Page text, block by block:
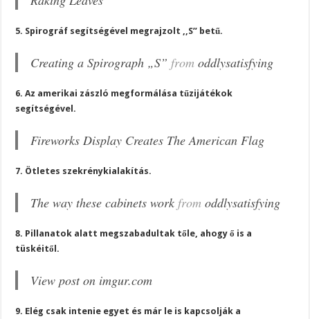
5. Spirográf segítségével megrajzolt ,,S” betű.
Creating a Spirograph „S” fromoddlysatisfying
6. Az amerikai zászló megformálása tűzijátékok
segítségével.
Fireworks Display Creates The American Flag
7. Ötletes szekrénykialakítás.
The way these cabinets work fromoddlysatisfying
8. Pillanatok alatt megszabadultak tőle, ahogy ő is a
tüskéitől.
View post on imgur.com
9. Elég csak intenie egyet és már le is kapcsolják a